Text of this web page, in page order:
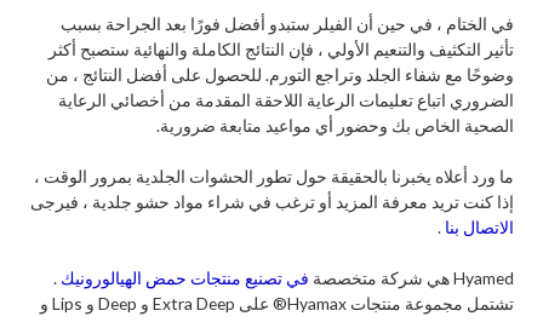
في الختام ، في حين أن الفيلر ستبدو أفضل فورًا بعد الجراحة بسبب
تأثير التكثيف والتنعيم الأولي ، فإن النتائج الكاملة والنهائية ستصبح أكثر
وضوحًا مع شفاء الجلد وتراجع التورم. للحصول على أفضل النتائج ، من
الضروري اتباع تعليمات الرعاية اللاحقة المقدمة من أخصائي الرعاية
الصحية الخاص بك وحضور أي مواعيد متابعة ضرورية.
ما ورد أعلاه يخبرنا بالحقيقة حول تطور الحشوات الجلدية بمرور الوقت ،
إذا كنت تريد معرفة المزيد أو ترغب في شراء مواد حشو جلدية ، فيرجى
الاتصال بنا .
Hyamed هي شركة متخصصة في تصنيع منتجات حمض الهيالورونيك .
تشتمل مجموعة منتجات Hyamax® على Extra Deep و Deep و Lips و